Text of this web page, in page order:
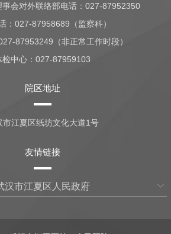
事会对外联络部电话：027-87952350
：027-87958689（监察科）
87953249（非正常工作时段）
检中心：027-87959103
院区地址
市江夏区纸坊文化大道1号
友情链接
汉市江夏区人民政府